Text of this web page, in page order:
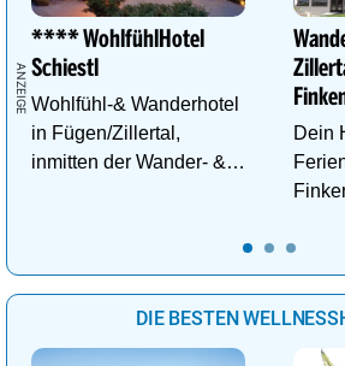
**** WohlfühlHotel
Schiestl
Wohlfühl-& Wanderhotel
in Fügen/Zillertal,
inmitten der Wander- &
Dein
bis
DIE BESTEN